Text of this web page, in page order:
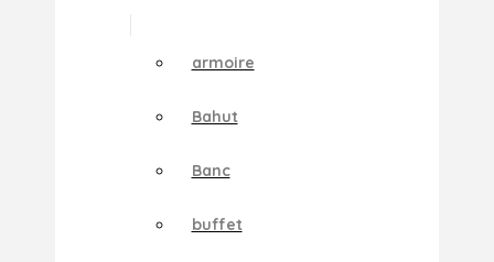
armoire
Bahut
Banc
buffet